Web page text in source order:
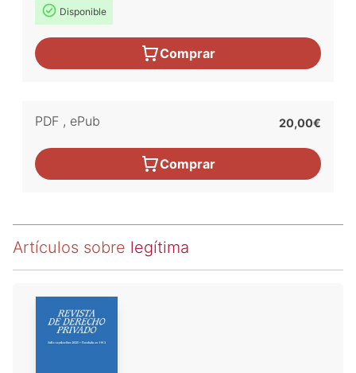
Disponible
Comprar
PDF , ePub 20,00€
Comprar
Artículos sobre legítima